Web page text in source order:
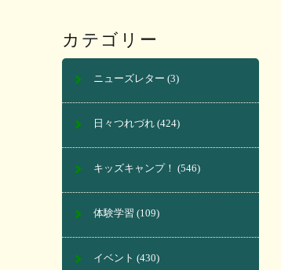
カテゴリー
ニューズレター (3)
日々つれづれ (424)
キッズキャンプ！ (546)
体験学習 (109)
イベント (430)